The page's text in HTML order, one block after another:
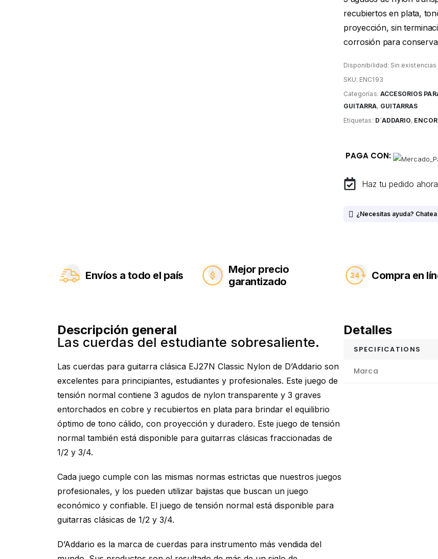
recubiertos en plata,
proyección, sin
corrosión para
Disponibilidad: Sin existencias
SKU: ENC193
Categorías: ACCESORIOS
GUITARRA, GUITARRAS
Etiquetas: D´ADDARIO,
PAGA CON:
Haz tu pedido
¿Necesitas ayuda?
Envíos a todo el país
Mejor precio
garantizado
Compra en
Descripción general
Las cuerdas del estudiante sobresaliente.
Las cuerdas para guitarra clásica EJ27N Classic Nylon de D’Addario son
excelentes para principiantes, estudiantes y profesionales. Este juego de
tensión normal contiene 3 agudos de nylon transparente y 3 graves
entorchados en cobre y recubiertos en plata para brindar el equilibrio
óptimo de tono cálido, con proyección y duradero. Este juego de tensión
normal también está disponible para guitarras clásicas fraccionadas de
1/2 y 3/4.
Cada juego cumple con las mismas normas estrictas que nuestros juegos
profesionales, y los pueden utilizar bajistas que buscan un juego
económico y confiable. El juego de tensión normal está disponible para
guitarras clásicas de 1/2 y 3/4.
D’Addario es la marca de cuerdas para instrumento más vendida del
Detalles
SPECIFICATIONS
Marca